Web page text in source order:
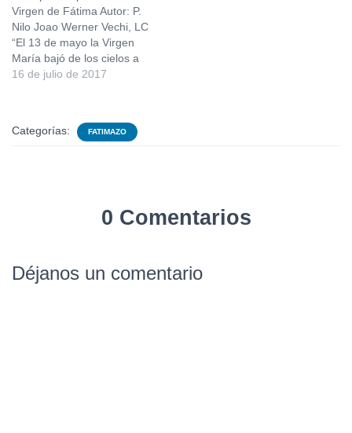
Virgen de Fátima Autor: P.
Nilo Joao Werner Vechi, LC
“El 13 de mayo la Virgen
María bajó de los cielos a
Cova de Iria…” Hemos
que la Santa María una vez
más vino a traernos…
16 de julio de 2017
Categorías: FATIMAZO
0 Comentarios
Déjanos un comentario